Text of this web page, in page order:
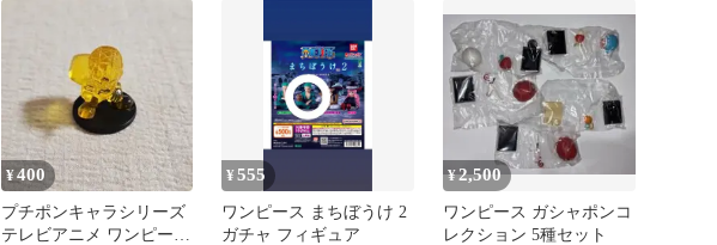
¥400
プチポンキャラシリーズ
テレビアニメ ワンピース
¥555
ワンピース まちぼうけ 2
ガチャ フィギュア
¥2,500
ワンピース ガシャポンコ
レクション 5種セット